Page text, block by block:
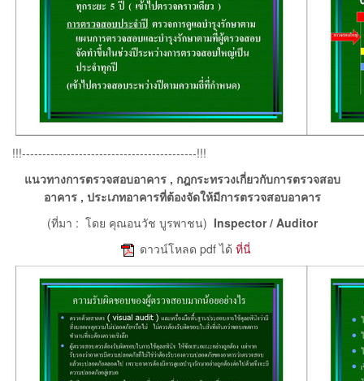
!!!-------------------------------------------!!!
แนวทางการตรวจสอบอาคาร , กฎกระทรวงเกี่ยวกับการตรวจสอบ
อาคาร , ประเภทอาคารที่ต้องจัดให้มีการตรวจสอบอาคาร
(ที่มา : โดย คุณอนวัช บูรพาชน) Inspector / Auditor
ดาวน์โหลด pdf ได้ ที่นี่